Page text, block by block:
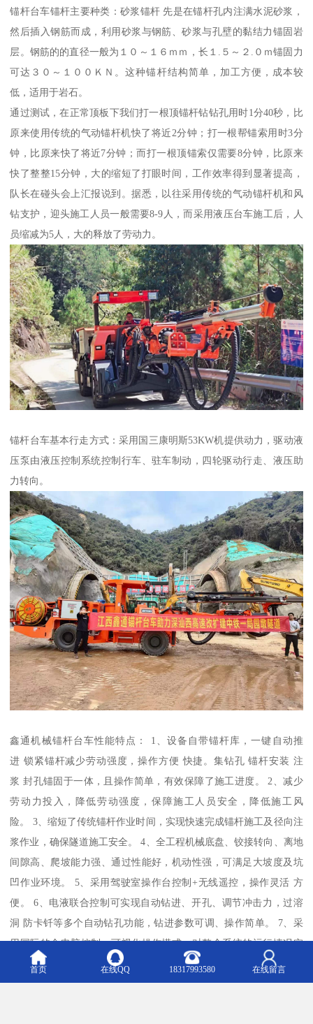
锚杆台车锚杆主要种类：砂浆锚杆 先是在锚杆孔内注满水泥砂浆，
然后插入钢筋而成，利用砂浆与钢筋、砂浆与孔壁的黏结力锚固岩
层。钢筋的的直径一般为１０～１６ｍｍ，长１.５～２.０ｍ锚固力
可达３０～１００ＫＮ。这种锚杆结构简单，加工方便，成本较
低，适用于岩石。
通过测试，在正常顶板下我们打一根顶锚杆钻钻孔用时1分40秒，比
原来使用传统的气动锚杆机快了将近2分钟；打一根帮锚索用时3分
钟，比原来快了将近7分钟；而打一根顶锚索仅需要8分钟，比原来
快了整整15分钟，大的缩短了打眼时间，工作效率得到显著提高，
队长在碰头会上汇报说到。据悉，以往采用传统的气动锚杆机和风
钻支护，迎头施工人员一般需要8-9人，而采用液压台车施工后，人
员缩减为5人，大的释放了劳动力。
锚杆台车基本行走方式：采用国三康明斯53KW机提供动力，驱动液
压泵由液压控制系统控制行车、驻车制动，四轮驱动行走、液压助
力转向。
鑫通机械锚杆台车性能特点： 1、设备自带锚杆库，一键自动推
进 锁紧锚杆减少劳动强度，操作方便 快捷。集钻孔 锚杆安装 注
浆 封孔锚固于一体，且操作简单，有效保障了施工进度。 2、减少
劳动力投入，降低劳动强度，保障施工人员安全，降低施工风
险。 3、缩短了传统锚杆作业时间，实现快速完成锚杆施工及径向注
浆作业，确保隧道施工安全。 4、全工程机械底盘、铰接转向、离地
间隙高、爬坡能力强、通过性能好，机动性强，可满足大坡度及坑
凹作业环境。 5、采用驾驶室操作台控制+无线遥控，操作灵活 方
便。 6、电液联合控制可实现自动钻进、开孔、调节冲击力，过溶
洞 防卡钎等多个自动钻孔功能，钻进参数可调、操作简单。 7、采
用国际的全电脑控制、可视化操作模式，对整个系统的运行情况实
施全程监控。
首页 在线QQ 18317993580 在线留言